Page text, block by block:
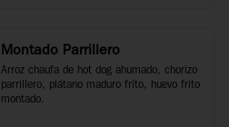
Montado Parrillero
Arroz chaufa de hot dog ahumado, chorizo
parrillero, plátano maduro frito, huevo frito
montado.